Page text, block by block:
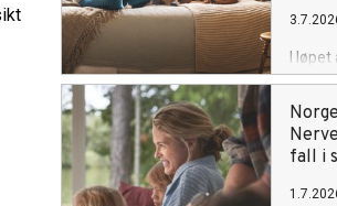
I løpet
over
kroner.
fall i